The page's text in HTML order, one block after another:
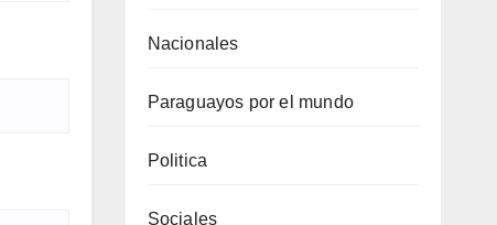
Nacionales
Paraguayos por el mundo
Politica
Sociales